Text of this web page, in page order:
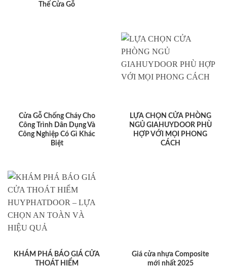
Thế Cửa Gỗ
Cửa Gỗ Chống Cháy Cho
Công Trình Dân Dụng Và
Công Nghiệp Có Gì Khác
Biệt
LỰA CHỌN CỬA PHÒNG
NGỦ GIAHUYDOOR PHÙ
HỢP VỚI MỌI PHONG
CÁCH
KHÁM PHÁ BÁO GIÁ CỬA
THOÁT HIỂM
Giá cửa nhựa Composite
mới nhất 2025